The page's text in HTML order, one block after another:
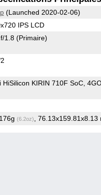
(Launched 2020-02-06)
IPS LCD
1.8 (Primaire)
HiSilicon KIRIN 710F SoC
(6.2oz) , 76.13x159.81x8.13